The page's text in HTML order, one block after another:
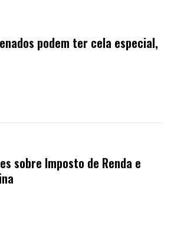
podem ter cela especial,
sobre Imposto de Renda e